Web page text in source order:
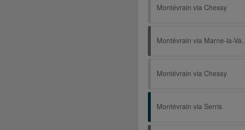
Montévrain via Chessy
Montévrain via Chessy
Montévrain via Serris